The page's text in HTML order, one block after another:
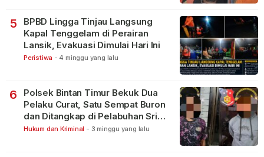
5
BPBD Lingga Tinjau Langsung
Kapal Tenggelam di Perairan
Lansik, Evakuasi Dimulai Hari Ini
Peristiwa - 4 minggu yang lalu
6
Polsek Bintan Timur Bekuk Dua
Pelaku Curat, Satu Sempat Buron
dan Ditangkap di Pelabuhan Sri
Bintan Pura
Hukum dan Kriminal - 3 minggu yang lalu